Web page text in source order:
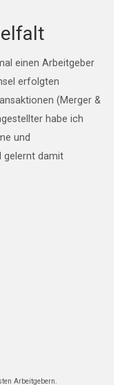
einen Arbeitgeber
erfolgten
(Merger &
habe ich
und
gelernt damit
Arbeitgebern.